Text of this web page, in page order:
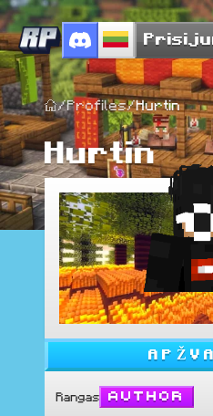
/Profiles/Hurtin
Hurtin
Rangas Author